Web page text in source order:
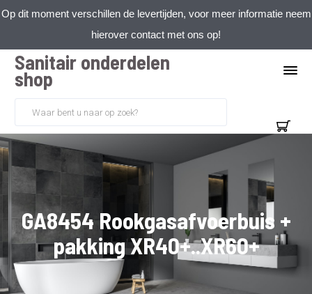
Op dit moment verschillen de levertijden, voor meer informatie neem
hierover contact met ons op!
Sanitair onderdelen
shop
GA8454 Rookgasafvoerbuis +
pakking XR40+..XR60+